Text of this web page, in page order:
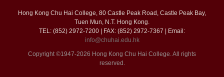
Hong Kong Chu Hai College, 80 Castle Peak Road, Castle Peak Bay,
Tuen Mun, N.T. Hong Kong.
TEL: (852) 2972-7200 | FAX: (852) 2972-7367 | Email:
info@chuhai.edu.hk
Copyright ©1947-2026 Hong Kong Chu Hai College. All rights
reserved.